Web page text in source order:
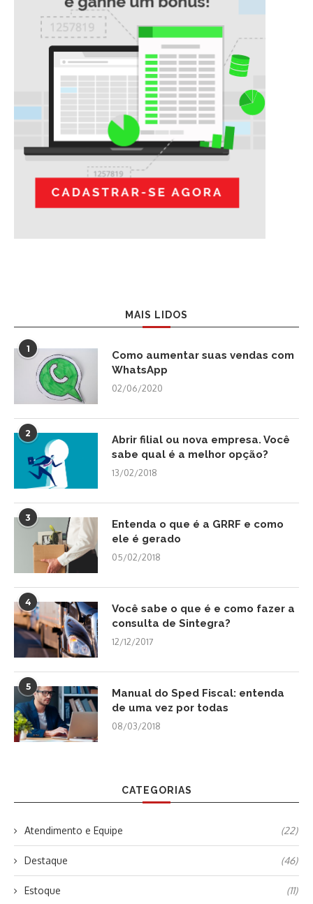
MAIS LIDOS
1
Como aumentar suas vendas com
WhatsApp
02/06/2020
2
Abrir filial ou nova empresa. Você
sabe qual é a melhor opção?
13/02/2018
3
Entenda o que é a GRRF e como
ele é gerado
05/02/2018
4
Você sabe o que é e como fazer a
consulta de Sintegra?
12/12/2017
5
Manual do Sped Fiscal: entenda
de uma vez por todas
08/03/2018
CATEGORIAS
Atendimento e Equipe (22)
Destaque (46)
Estoque (11)